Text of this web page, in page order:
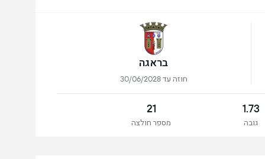
בראגה
חוזה עד 30/06/2028
1.73
גובה
21
מספר חולצה